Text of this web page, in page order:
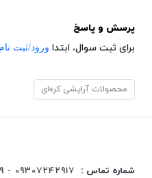
پرسش و پاسخ
برای ثبت سوال، ابتدا ورود/ثبت نام
محصولات آرایشی کره‌ای
شماره تماس :
09307242917 - 02166082599